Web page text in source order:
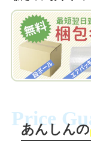
自宅でおもちゃ
入金完了
自宅でおもちゃ
Price
あんしんの